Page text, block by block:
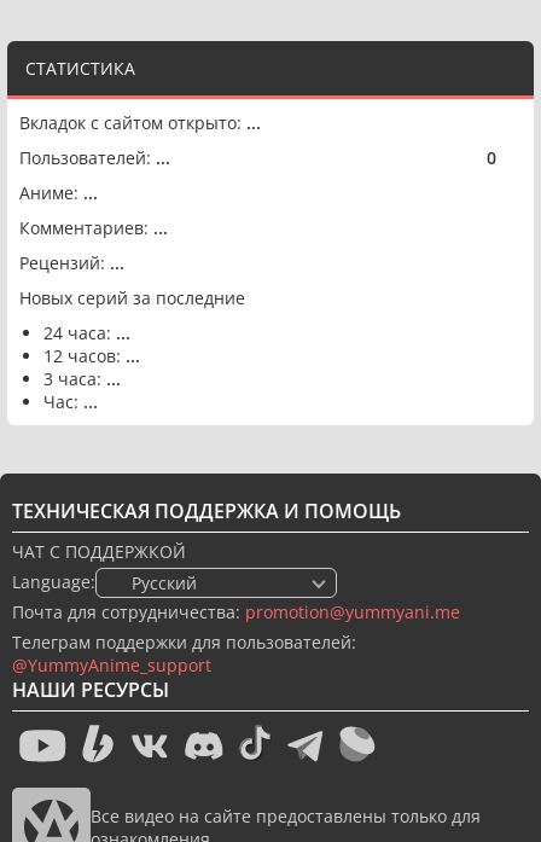
СТАТИСТИКА
Вкладок с сайтом открыто: ...
Пользователей: ... 0
Аниме: ...
Комментариев: ...
Рецензий: ...
Новых серий за последние
24 часа: ...
12 часов: ...
3 часа: ...
Час: ...
НАШИ РЕСУРСЫ
Все видео на сайте предоставлены только для
ТЕХНИЧЕСКАЯ ПОДДЕРЖКА И ПОМОЩЬ
ЧАТ С ПОДДЕРЖКОЙ
Language:
🇷🇺 Русский
Почта для сотрудничества: promotion@yummyani.me
Телеграм поддержки для пользователей:
@YummyAnime_support